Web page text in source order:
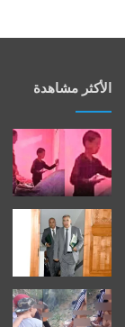
الأكثر مشاهدة